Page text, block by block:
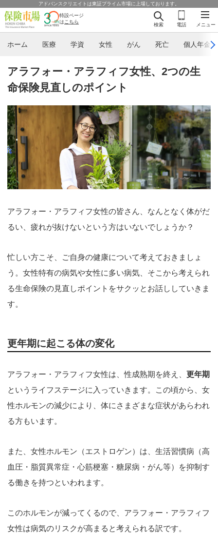
アドバンスクリエイトは東証プライム市場に上場しております。
メニュー
検索 電話
特設ページ
は こちら
ホーム 医療 学資 女性 がん 死亡 個人年金
アラフォー・アラフィフ女性、2つの生
命保険見直しのポイント
アラフォー・アラフィフ女性の皆さん、なんとなく体がだ
るい、疲れが抜けないという方はいないでしょうか？
忙しい方こそ、ご自身の健康について考えておきましょ
う。女性特有の病気や女性に多い病気、そこから考えられ
る生命保険の見直しポイントをサクッとお話ししていきま
す。
更年期に起こる体の変化
アラフォー・アラフィフ女性は、性成熟期を終え、 更年期
というライフステージに入っていきます。この頃から、女
性ホルモンの減少により、体にさまざまな症状があらわれ
る方もいます。
また、女性ホルモン（エストロゲン）は、生活習慣病（高
血圧・脂質異常症・心筋梗塞・糖尿病・がん等）を抑制す
る働きを持つといわれます。
このホルモンが減ってくるので、アラフォー・アラフィフ
女性は病気のリスクが高まると考えられる訳です。